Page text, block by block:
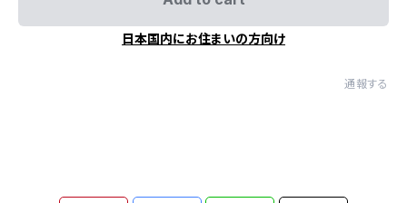
日本国内にお住まいの方向け
通報する